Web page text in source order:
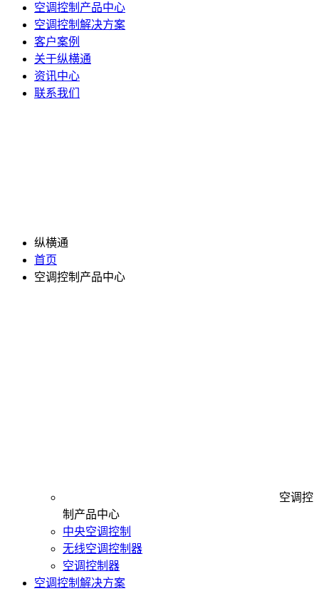
空调控制产品中心
空调控制解决方案
客户案例
关于纵横通
资讯中心
联系我们
纵横通
首页
空调控制产品中心
空调控
制产品中心
中央空调控制
无线空调控制器
空调控制器
空调控制解决方案